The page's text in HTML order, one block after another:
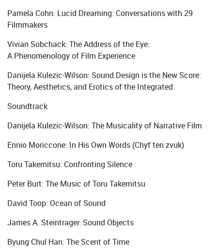
Pamela Cohn: Lucid Dreaming: Conversations with 29
Filmmakers
Vivian Sobchack: The Address of the Eye:
A Phenomenology of Film Experience
Danijela Kulezic-Wilson: Sound Design is the New Score:
Theory, Aesthetics, and Erotics of the Integrated
Soundtrack
Danijela Kulezic-Wilson: The Musicality of Narrative Film
Ennio Moriccone: In His Own Words (Chyť ten zvuk)
Toru Takemitsu: Confronting Silence
Peter Burt: The Music of Toru Takemitsu
David Toop: Ocean of Sound
James A. Steintrager: Sound Objects
Byung Chul Han: The Scent of Time